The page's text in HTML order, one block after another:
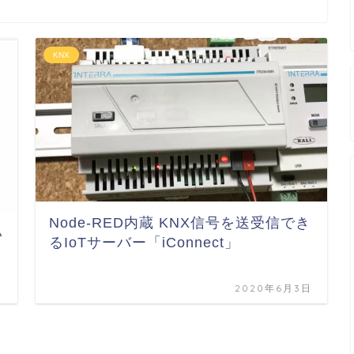
KNX
Node-RED内蔵 KNX信号を送受信でき
るIoTサーバー「iConnect」
2020年6月3日